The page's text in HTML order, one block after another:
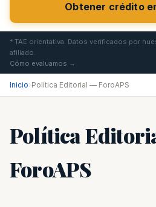
Obtener crédito
* TAE orientativa. Datos verificados por
afiliado.
Cómo evaluamos →
Inicio›Política Editorial — ForoAPS
Política
ForoAPS